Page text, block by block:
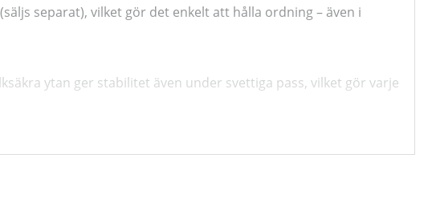
separat), vilket gör det enkelt att hålla ordning – även i
ytan ger stabilitet även under svettiga pass, vilket gör varje
eller utfall – alltid med rätt belastning. En optimal lösning för